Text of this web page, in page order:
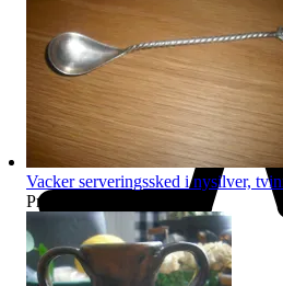
Vacker serveringssked i nysilver,
Pris: